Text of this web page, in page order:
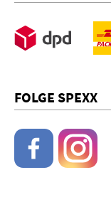
FOLGE SPEXX